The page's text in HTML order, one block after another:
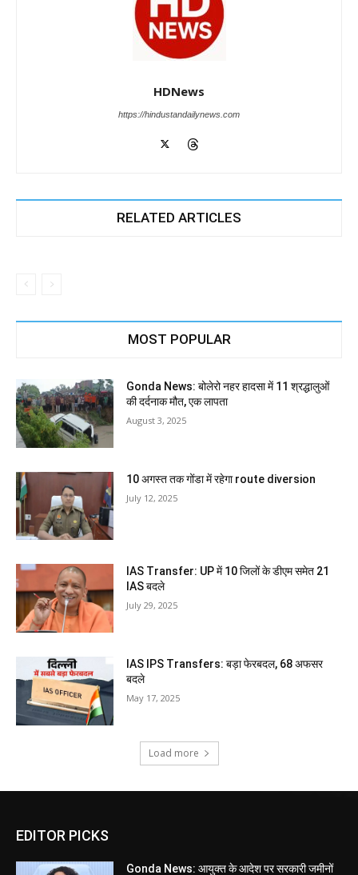
HDNews
https://hindustandailynews.com
RELATED ARTICLES
MOST POPULAR
Gonda News: बोलेरो नहर हादसा में 11 श्रद्धालुओं
की दर्दनाक मौत, एक लापता
August 3, 2025
10 अगस्त तक गोंडा में रहेगा route diversion
July 12, 2025
IAS Transfer: UP में 10 जिलों के डीएम समेत 21
IAS बदले
July 29, 2025
IAS IPS Transfers: बड़ा फेरबदल, 68 अफसर
बदले
May 17, 2025
Load more
EDITOR PICKS
Gonda News: आयुक्त के आदेश पर सरकारी जमीनों